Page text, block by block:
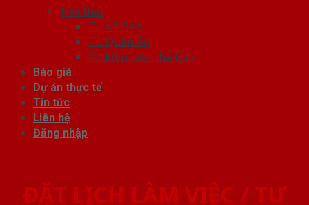
Nội thất
Tủ Kệ Bếp
Tủ Quần Áo
Phụ kiện cửa nhà tắm
Báo giá
Dự án thực tế
Tin tức
Liên hệ
Đăng nhập
ĐẶT LỊCH LÀM VIỆC / TƯ